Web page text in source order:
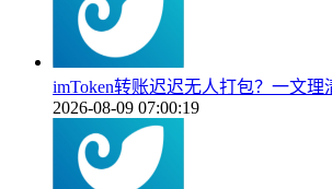
imToken转账迟迟无人打包？一文理
2026-08-09 07:00:19